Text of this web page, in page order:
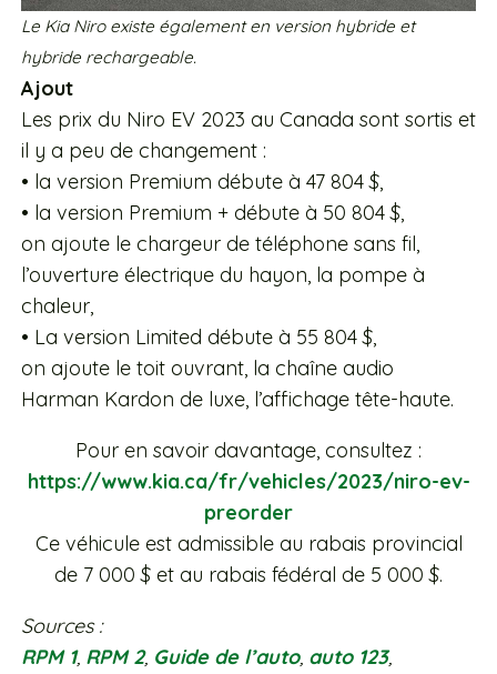
Le Kia Niro existe également en version hybride et
hybride rechargeable.
Ajout
Les prix du Niro EV 2023 au Canada sont sortis et
il y a peu de changement :
• la version Premium débute à 47 804 $,
• la version Premium + débute à 50 804 $,
on ajoute le chargeur de téléphone sans fil,
l’ouverture électrique du hayon, la pompe à
chaleur,
• La version Limited débute à 55 804 $,
on ajoute le toit ouvrant, la chaîne audio
Harman Kardon de luxe, l’affichage tête-haute.
Pour en savoir davantage, consultez :
https://www.kia.ca/fr/vehicles/2023/niro-ev-
preorder
Ce véhicule est admissible au rabais provincial
de 7 000 $ et au rabais fédéral de 5 000 $.
Sources :
RPM 1, RPM 2, Guide de l’auto, auto 123,